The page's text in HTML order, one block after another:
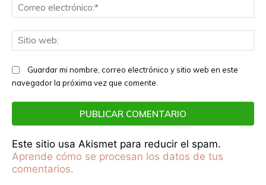
Guardar mi nombre, correo electrónico y sitio web en este
navegador la próxima vez que comente.
Este sitio usa Akismet para reducir el spam.
Aprende cómo se procesan los datos de tus
comentarios.